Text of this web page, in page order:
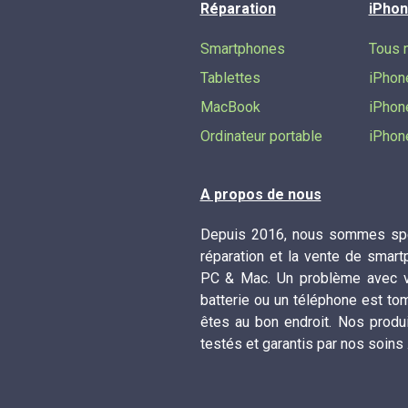
A propos de nous
Depuis 2016, nous sommes
réparation et la vente de
PC & Mac. Un problème avec
batterie ou un téléphone est
êtes au bon endroit. Nos
testés et garantis par nos soins .
Réparation
Smartphones
Tablettes
MacBook
Ordinateur portable
Tous